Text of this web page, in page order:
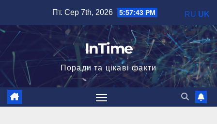
вмісту
Пт. Сер 7th, 2026 5:57:44 PM
InTime
Поради та цікаві факти
RU UK